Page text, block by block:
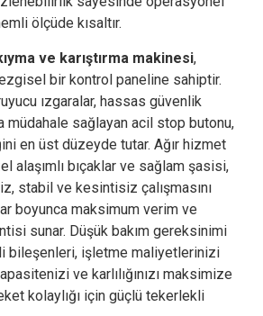
ölçüde kısaltır.
ve karıştırma makinesi,
bir kontrol paneline sahiptir.
ızgaralar, hassas güvenlik
müdahale sağlayan acil stop butonu,
en üst düzeyde tutar. Ağır hizmet
alaşımlı bıçaklar ve sağlam şasisi,
stabil ve kesintisiz çalışmasını
boyunca maksimum verim ve
sunar. Düşük bakım gereksinimi
bileşenleri, işletme maliyetlerinizi
ve karlılığınızı maksimize
kolaylığı için güçlü tekerlekli